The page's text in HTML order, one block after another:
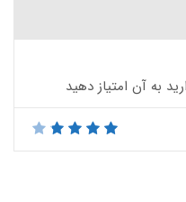
به آن امتیاز دهید